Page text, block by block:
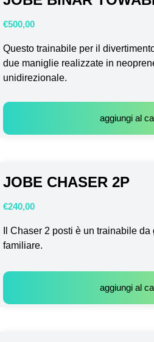
€500,00
Questo trainabile per il
due maniglie realizzate in
unidirezionale.
aggiungi al
JOBE CHASER 2P
€240,00
Il Chaser 2 posti è un trainabile
familiare.
aggiungi al